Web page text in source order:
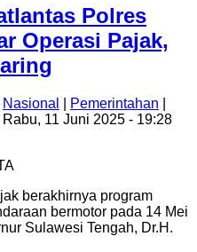
Polres
Operasi Pajak,
Nasional Pemerintahan
| Rabu, 11 Juni 2025 - 19:28
berakhirnya program
bermotor pada 14 Mei
Sulawesi Tengah, Dr.H.